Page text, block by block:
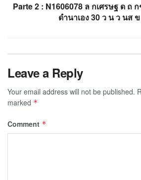
Parte 2 : N1606078 ล กเศรษฐ ด ถ
ดำนาเอง 30 ว น ว นส
Leave a Reply
Your email address will not be published.
marked *
Comment *